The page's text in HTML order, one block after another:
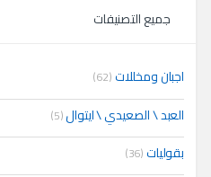
جميع التصنيفات
اجبان ومخللات(62)
العبد \ الصعيدي \ ايتوال(5)
بقوليات(36)